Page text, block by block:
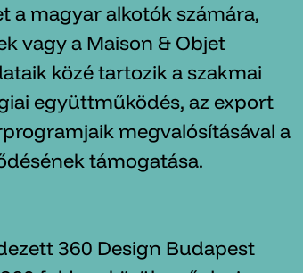
a magyar alkotók számára,
vagy a Maison & Objet
közé tartozik a szakmai
együttműködés, az export
megvalósításával a
támogatása.
360 Design Budapest